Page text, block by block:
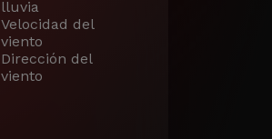
lluvia
Velocidad del
viento
Dirección del
viento